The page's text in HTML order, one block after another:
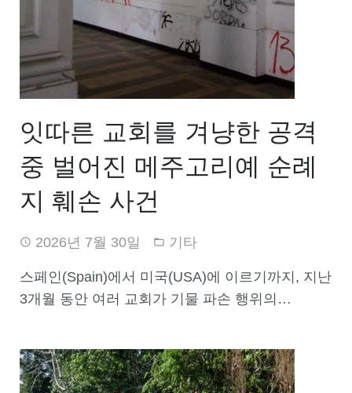
잇따른 교회를 겨냥한 공격
중 벌어진 메주고리예 순례
지 훼손 사건
2026년 7월 30일 기타
스페인(Spain)에서 미국(USA)에 이르기까지, 지난
3개월 동안 여러 교회가 기물 파손 행위의…